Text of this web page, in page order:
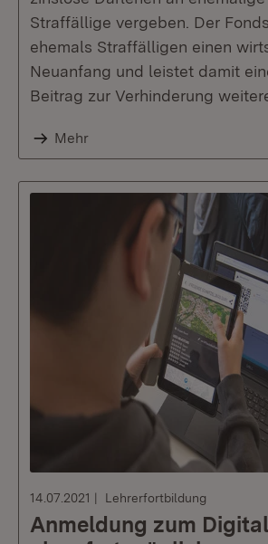
Straffällige vergeben. Der
ehemals Straffälligen einen
Neuanfang und leistet damit
Beitrag zur Verhinderung
Mehr
14.07.2021 Lehrerfortbildung
Anmeldung zum